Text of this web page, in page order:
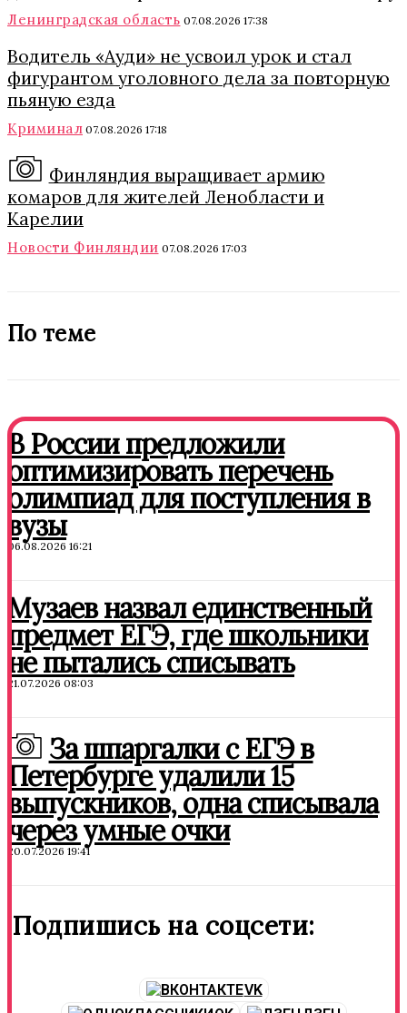
Ленинградская область 07.08.2026 17:38
Водитель «Ауди» не усвоил урок и стал
фигурантом уголовного дела за повторную
пьяную езда
Криминал 07.08.2026 17:18
Финляндия выращивает армию
комаров для жителей Ленобласти и
Карелии
Новости Финляндии 07.08.2026 17:03
По теме
В России предложили
оптимизировать перечень
олимпиад для поступления в
вузы
06.08.2026 16:21
Музаев назвал единственный
предмет ЕГЭ, где школьники
не пытались списывать
21.07.2026 08:03
За шпаргалки с ЕГЭ в
Петербурге удалили 15
выпускников, одна списывала
через умные очки
20.07.2026 19:41
Подпишись на соцсети:
VK